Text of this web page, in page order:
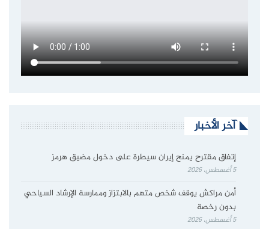
آخر الأخبار
إتفاق مقترح يمنح إيران سيطرة على دخول مضيق هرمز
5 أغسطس، 2026
أمن مراكش يوقف شخص متهم بالابتزاز وممارسة الإرشاد السياحي
بدون رخصة
5 أغسطس، 2026